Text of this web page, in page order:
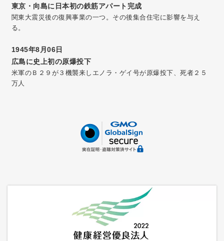
東京・向島に日本初の鉄筋アパート完成
関東大震災後の復興事業の一つ。その後集合住宅に影響を与え
る。
1945年8月06日
広島に史上初の原爆投下
米軍のＢ２９が３機襲来しエノラ・ゲイ号が原爆投下、死者２５
万人